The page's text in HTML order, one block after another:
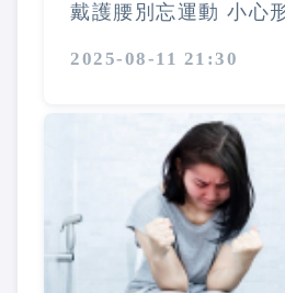
戴護腰別忘運動 小心
2025-08-11 21:30